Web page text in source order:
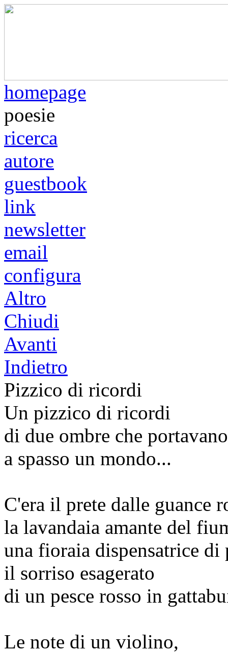
homepage
poesie
ricerca
autore
guestbook
link
newsletter
email
configura
Altro
Chiudi
Avanti
Indietro
Pizzico di ricordi
Un pizzico di ricordi
di due ombre che portavano
a spasso un mondo...
C'era il prete dalle guance
la lavandaia amante del
una fioraia dispensatrice
il sorriso esagerato
di un pesce rosso in
Le note di un violino,